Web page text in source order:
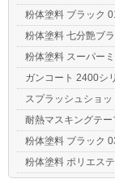
粉体塗料 ブラック
粉体塗料 七分艶ブ
粉体塗料 スーパー
ガンコート 2400
スプラッシュショ
耐熱マスキングテ
粉体塗料 ブラック
粉体塗料 ポリエス